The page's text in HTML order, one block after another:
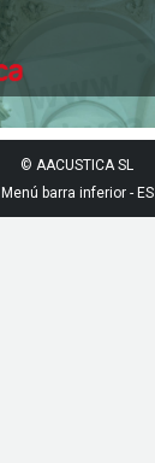
© AACUSTICA SL
Menú barra inferior - ES